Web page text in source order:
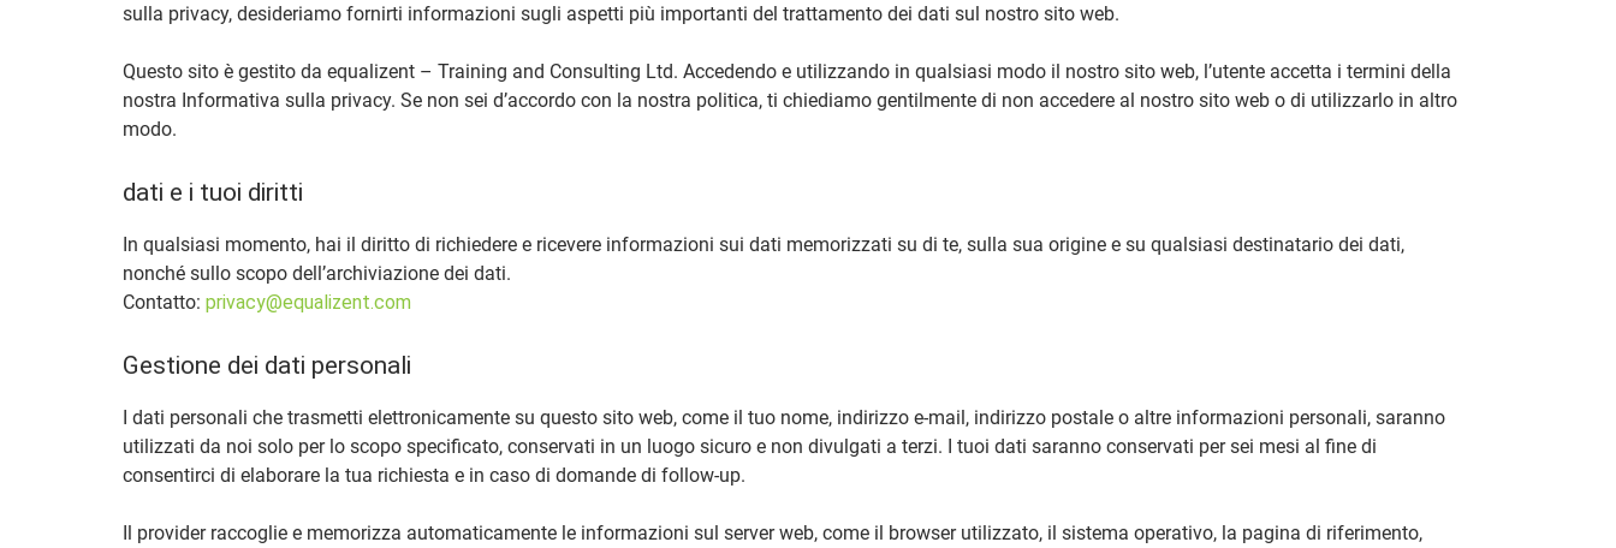
sulla privacy, desideriamo fornirti informazioni sugli aspetti più importanti del trattamento dei dati sul nostro sito web.
Questo sito è gestito da equalizent – Training and Consulting Ltd. Accedendo e utilizzando in qualsiasi modo il nostro sito web, l’utente accetta i termini della
nostra Informativa sulla privacy. Se non sei d’accordo con la nostra politica, ti chiediamo gentilmente di non accedere al nostro sito web o di utilizzarlo in altro
modo.
dati e i tuoi diritti
In qualsiasi momento, hai il diritto di richiedere e ricevere informazioni sui dati memorizzati su di te, sulla sua origine e su qualsiasi destinatario dei dati,
nonché sullo scopo dell’archiviazione dei dati.
Contatto: privacy@equalizent.com
Gestione dei dati personali
I dati personali che trasmetti elettronicamente su questo sito web, come il tuo nome, indirizzo e-mail, indirizzo postale o altre informazioni personali, saranno
utilizzati da noi solo per lo scopo specificato, conservati in un luogo sicuro e non divulgati a terzi. I tuoi dati saranno conservati per sei mesi al fine di
consentirci di elaborare la tua richiesta e in caso di domande di follow-up.
Il provider raccoglie e memorizza automaticamente le informazioni sul server web, come il browser utilizzato, il sistema operativo, la pagina di riferimento,